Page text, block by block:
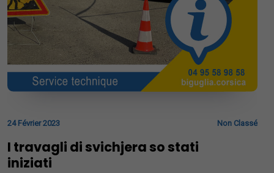
24 Février 2023 Non Classé
I travagli di svichjera so stati
iniziati